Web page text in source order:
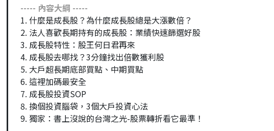
----- 內容大綱 -----
1. 什麼是成長股？為什麼成長股總是大漲數倍？
2. 法人喜歡長期持有的成長股：業績快速篩選好股
3. 成長股特性：股王何日君再來
4. 成長股去哪找？3分鐘找出倍數獲利股
5. 大戶超長期底部買點、中期買點
6. 這裡加碼最安全
7. 成長股投資SOP
8. 換個投資腦袋，3個大戶投資心法
9. 獨家：書上沒說的台灣之光-股票轉折看它最準！